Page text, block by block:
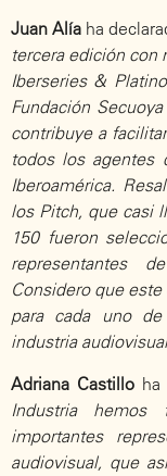
Juan Alía ha
tercera edición con
Iberseries &
Fundación
contribuye a
todos los agentes
Iberoamérica.
los Pitch, que casi
150 fueron
representantes
Considero que
para cada uno
industria
Adriana Castillo ha
Industria
importantes
audiovisual, que